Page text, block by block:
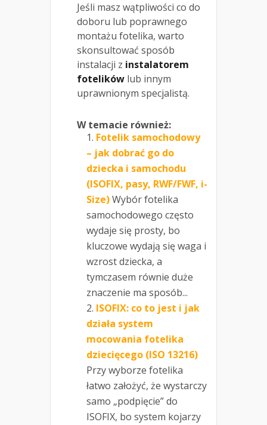
Jeśli masz wątpliwości co do
doboru lub poprawnego
montażu fotelika, warto
skonsultować sposób
instalacji z instalatorem
fotelików lub innym
uprawnionym specjalistą.
W temacie również:
Fotelik samochodowy
– jak dobrać go do
dziecka i samochodu
(ISOFIX, pasy, RWF/FWF, i-
Size)Wybór fotelika
samochodowego często
wydaje się prosty, bo
kluczowe wydają się waga i
wzrost dziecka, a
tymczasem równie duże
znaczenie ma sposób...
ISOFIX: co to jest i jak
działa system
mocowania fotelika
dziecięcego (ISO 13216)
Przy wyborze fotelika
łatwo założyć, że wystarczy
samo „podpięcie” do
ISOFIX, bo system kojarzy